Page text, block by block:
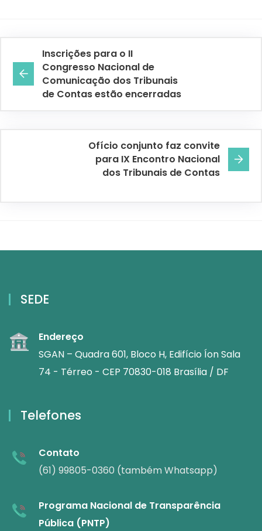
Inscrições para o II
Congresso Nacional de
Comunicação dos Tribunais
de Contas estão encerradas
Ofício conjunto faz convite
para IX Encontro Nacional
dos Tribunais de Contas
SEDE
Endereço
SGAN – Quadra 601, Bloco H, Edifício Íon Sala
74 - Térreo - CEP 70830-018 Brasília / DF
Telefones
Contato
(61) 99805-0360 (também Whatsapp)
Programa Nacional de Transparência
Pública (PNTP)